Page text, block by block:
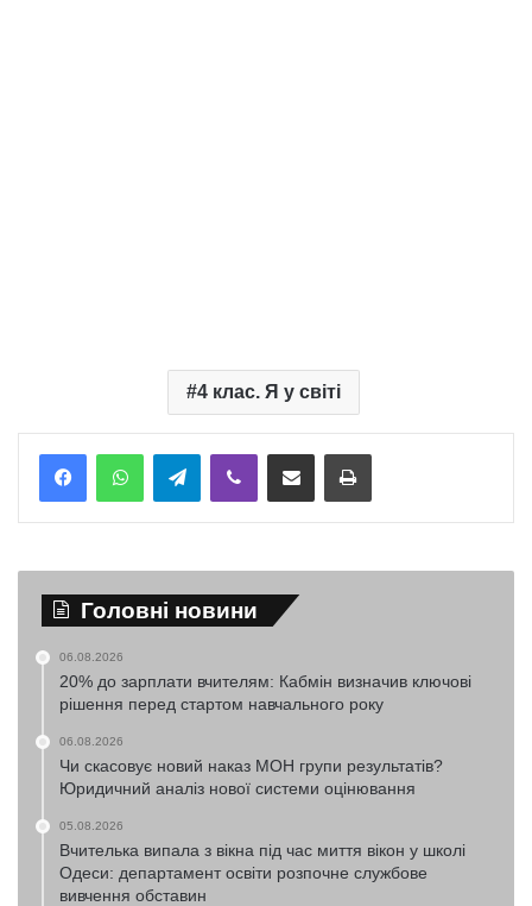
4 клас. Я у світі
TelegramViber Надіслати електронною поштоюНадрукувати
Головні новини
06.08.2026
20% до зарплати вчителям: Кабмін визначив ключові
рішення перед стартом навчального року
06.08.2026
Чи скасовує новий наказ МОН групи результатів?
Юридичний аналіз нової системи оцінювання
05.08.2026
Вчителька випала з вікна під час миття вікон у школі
Одеси: департамент освіти розпочне службове
вивчення обставин